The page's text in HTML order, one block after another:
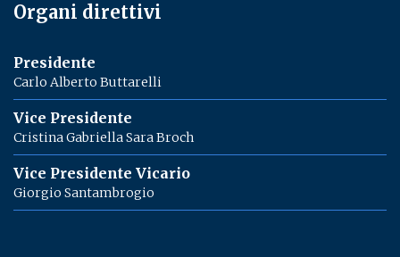
Organi direttivi
Presidente
Carlo Alberto Buttarelli
Vice Presidente
Cristina Gabriella Sara Broch
Vice Presidente Vicario
Giorgio Santambrogio